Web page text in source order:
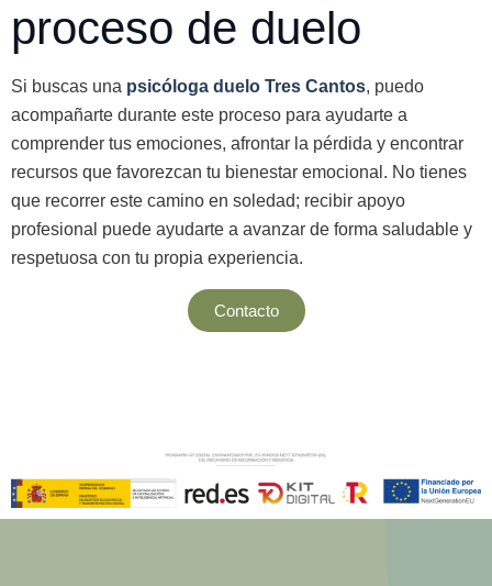
proceso de duelo
Si buscas una psicóloga duelo Tres Cantos, puedo
acompañarte durante este proceso para ayudarte a
comprender tus emociones, afrontar la pérdida y encontrar
recursos que favorezcan tu bienestar emocional. No tienes
que recorrer este camino en soledad; recibir apoyo
profesional puede ayudarte a avanzar de forma saludable y
respetuosa con tu propia experiencia.
Contacto